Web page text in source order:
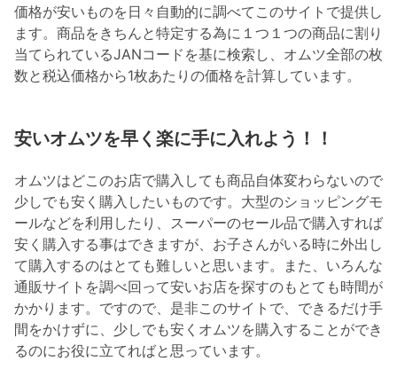
価格が安いものを日々自動的に調べてこのサイトで提供し
ます。商品をきちんと特定する為に１つ１つの商品に割り
当てられているJANコードを基に検索し、オムツ全部の枚
数と税込価格から1枚あたりの価格を計算しています。
安いオムツを早く楽に手に入れよう！！
オムツはどこのお店で購入しても商品自体変わらないので
少しでも安く購入したいものです。大型のショッピングモ
ールなどを利用したり、スーパーのセール品で購入すれば
安く購入する事はできますが、お子さんがいる時に外出し
て購入するのはとても難しいと思います。また、いろんな
通販サイトを調べ回って安いお店を探すのもとても時間が
かかります。ですので、是非このサイトで、できるだけ手
間をかけずに、少しでも安くオムツを購入することができ
るのにお役に立てればと思っています。